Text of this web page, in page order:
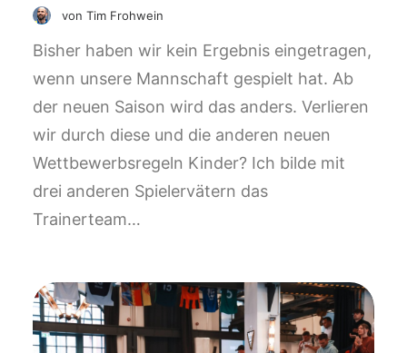
von Tim Frohwein
Bisher haben wir kein Ergebnis eingetragen,
wenn unsere Mannschaft gespielt hat. Ab
der neuen Saison wird das anders. Verlieren
wir durch diese und die anderen neuen
Wettbewerbsregeln Kinder? Ich bilde mit
drei anderen Spielervätern das
Trainerteam…